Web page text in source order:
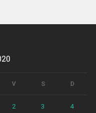
V S D
2 3 4